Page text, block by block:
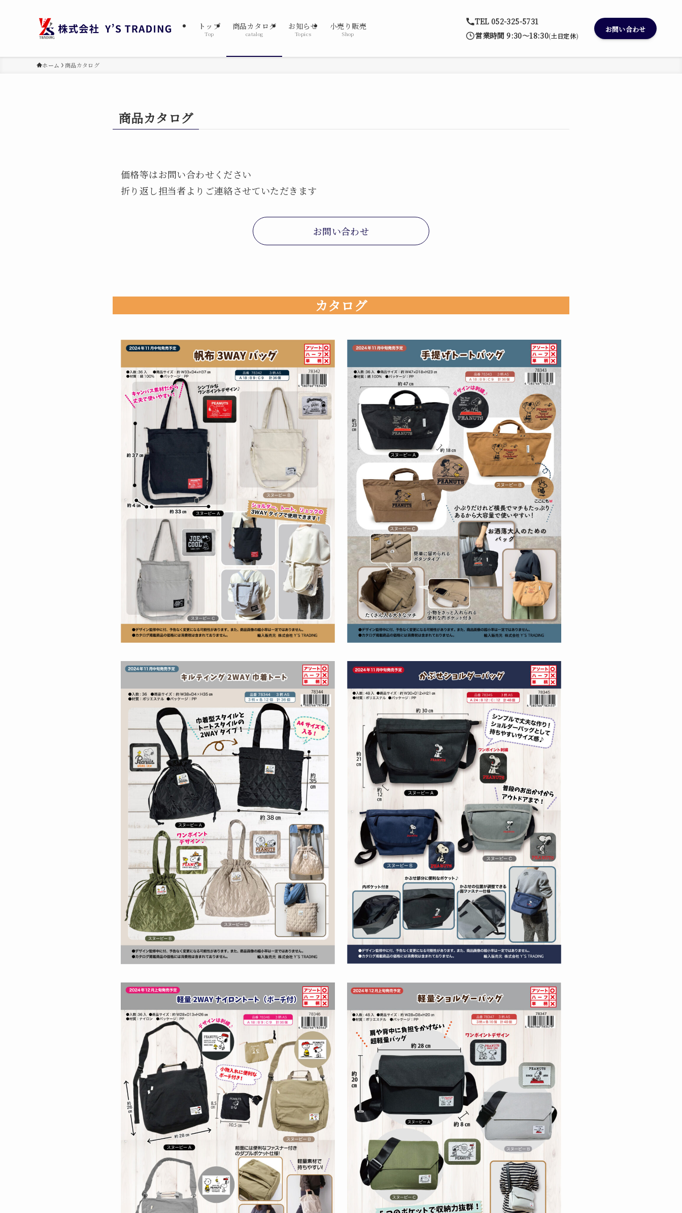
トップ
Top
商品カタログ
catalog
お知らせ
Topics
小売り販売
Shop
TEL 052-325-5731
営業時間9:30〜18:30(土日定休)
お問い合わせ
ホーム 商品カタログ
商品カタログ
価格等はお問い合わせください
折り返し担当者よりご連絡させていただきます
お問い合わせ
カタログ